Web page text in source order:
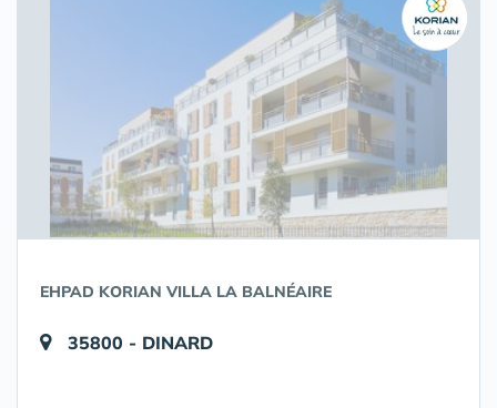
EHPAD KORIAN VILLA LA BALNÉAIRE
35800 - DINARD